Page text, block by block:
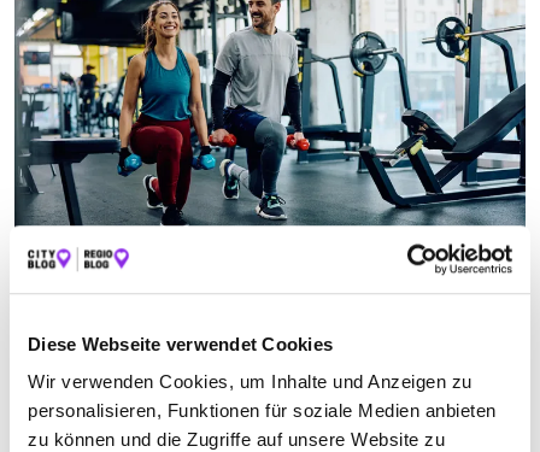
Diese Webseite verwendet Cookies
Wir verwenden Cookies, um Inhalte und Anzeigen zu
personalisieren, Funktionen für soziale Medien anbieten
zu können und die Zugriffe auf unsere Website zu
Sport & Freizeit, Beauty & Wellness, Gesundheit & Medizin
Wir präsentieren dir eine Auswahl von 10 Fitnessstudios im
Nordschwarzwald und geben dir einen Überblick über deren
Angebote.
Mehr erfahren